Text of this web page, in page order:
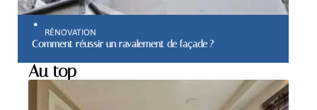
RÉNOVATION
Comment réussir un ravalement de façade ?
Au top